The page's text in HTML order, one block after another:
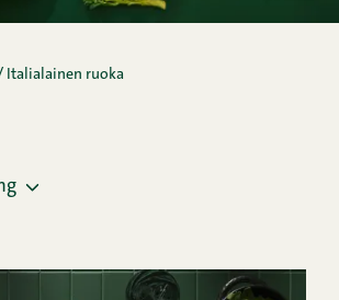
Italialainen ruoka